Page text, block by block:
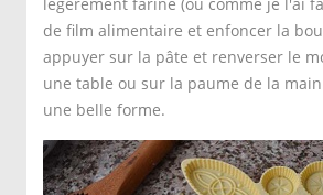
de film alimentaire et enfoncer la
appuyer sur la pâte et renverser le
une table ou sur la paume de la
une belle forme.
Faire cuire a feu moyen à 180 ° sans
coloration du gâteau (à peine doré).